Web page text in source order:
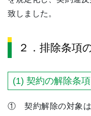
致しました。
２．排除条項
(1) 契約の解除条
① 契約解除の対象は